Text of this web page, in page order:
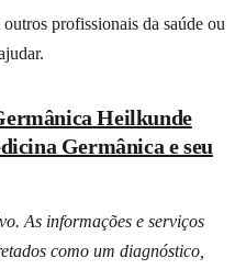
profissionais da saúde ou
Heilkunde
Germânica e seu
As informações e serviços
como um diagnóstico,